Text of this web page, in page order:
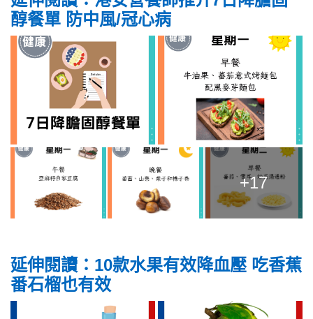
醇餐單 防中風/冠心病
+17
延伸閱讀：10款水果有效降血壓 吃香蕉
番石榴也有效